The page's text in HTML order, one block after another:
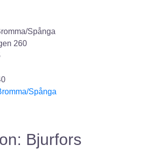
Spånga
260
Spånga
Bjurfors